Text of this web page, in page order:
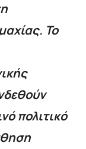
Το
πολιτικό